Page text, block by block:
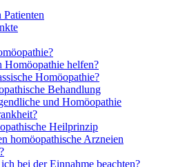
Homöopathie helfen?
Homöopathie?
Behandlung
und Homöopathie
Heilprinzip
homöopathische Arzneien
bei der Einnahme beachten?